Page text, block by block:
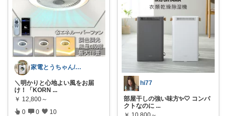
家電とうちゃん/2児のパパ✨️購入感謝！
​＼明かりと心地よい風をお届
け！「KORN ...
￥ 12,800～
0 0 10
hi77
部屋干しの強い味方✨🤍 コンパ
クトなのに ...